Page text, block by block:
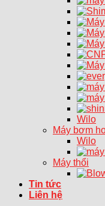
Wilo
Máy bơm
Wilo
Máy thổi
Tin tức
Liên hệ